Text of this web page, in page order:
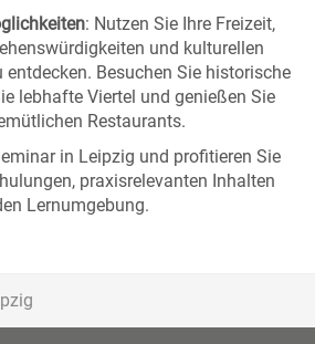
: Nutzen Sie Ihre Freizeit,
und kulturellen
Besuchen Sie historische
lebhafte Viertel und genießen Sie
Restaurants.
in Leipzig und profitieren Sie
praxisrelevanten Inhalten
Lernumgebung.